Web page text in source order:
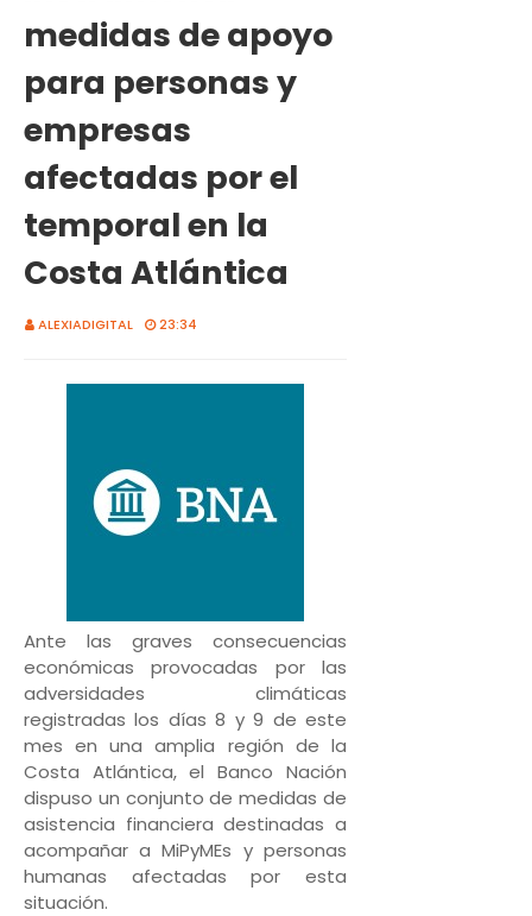
medidas de apoyo
para personas y
empresas
afectadas por el
temporal en la
Costa Atlántica
ALEXIADIGITAL 23:34
Ante las graves consecuencias
económicas provocadas por las
adversidades climáticas
registradas los días 8 y 9 de este
mes en una amplia región de la
Costa Atlántica, el Banco Nación
dispuso un conjunto de medidas de
asistencia financiera destinadas a
acompañar a MiPyMEs y personas
humanas afectadas por esta
situación.